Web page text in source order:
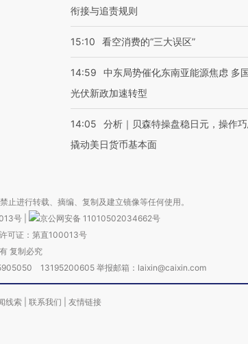
衔接与追责规则
15:10 看空消费的“三大误区”
14:59
中东局势催化东南亚能源焦虑 多
光伏新政加速转型
14:05
分析｜贝森特操盘稳日元，操作
撬动美日货币基本面
进行转载、摘编、复制及建立镜像等任何使用。
号
京公网安备 11010502034662号
可证：第直100013号
复制必究
13195200605 举报邮箱：laixin@caixin.com
线索 联系我们 友情链接